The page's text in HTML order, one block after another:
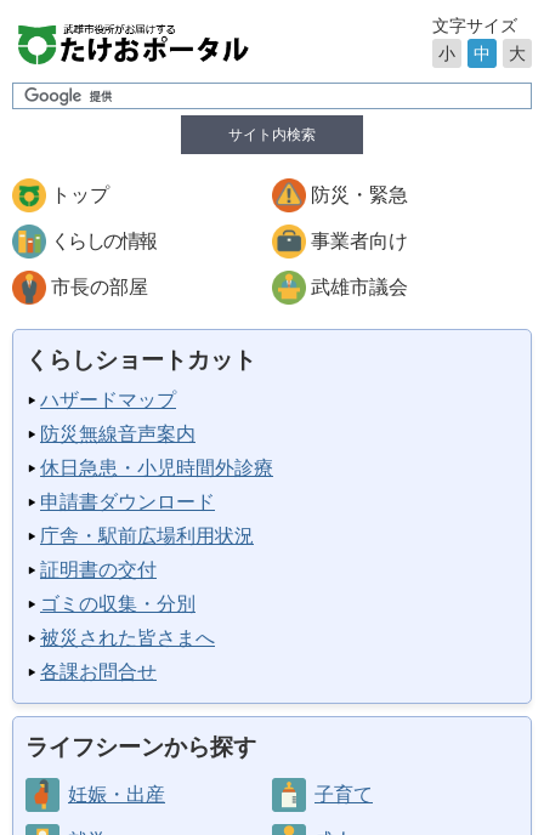
サイト内検索
文字サイズ
小
中 大
トップ 防災・緊急
くらしの情報 事業者向け
市長の部屋 武雄市議会
くらしショートカット
ハザードマップ
防災無線音声案内
休日急患・小児時間外診療
申請書ダウンロード
庁舎・駅前広場利用状況
証明書の交付
ゴミの収集・分別
被災された皆さまへ
各課お問合せ
ライフシーンから探す
妊娠・出産 子育て